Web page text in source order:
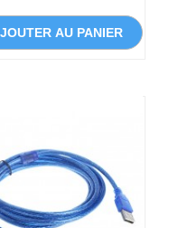
AU PANIER